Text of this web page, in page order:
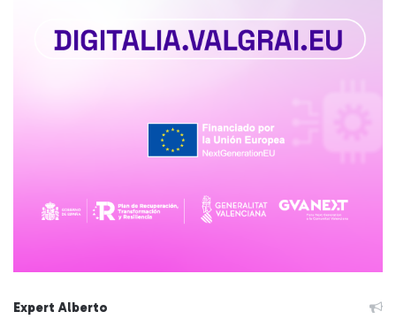
Expert Alberto